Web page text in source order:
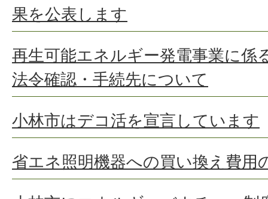
果を公表します
再生可能エネルギー発電事業に係
法令確認・手続先について
小林市はデコ活を宣言しています
省エネ照明機器への買い換え費用